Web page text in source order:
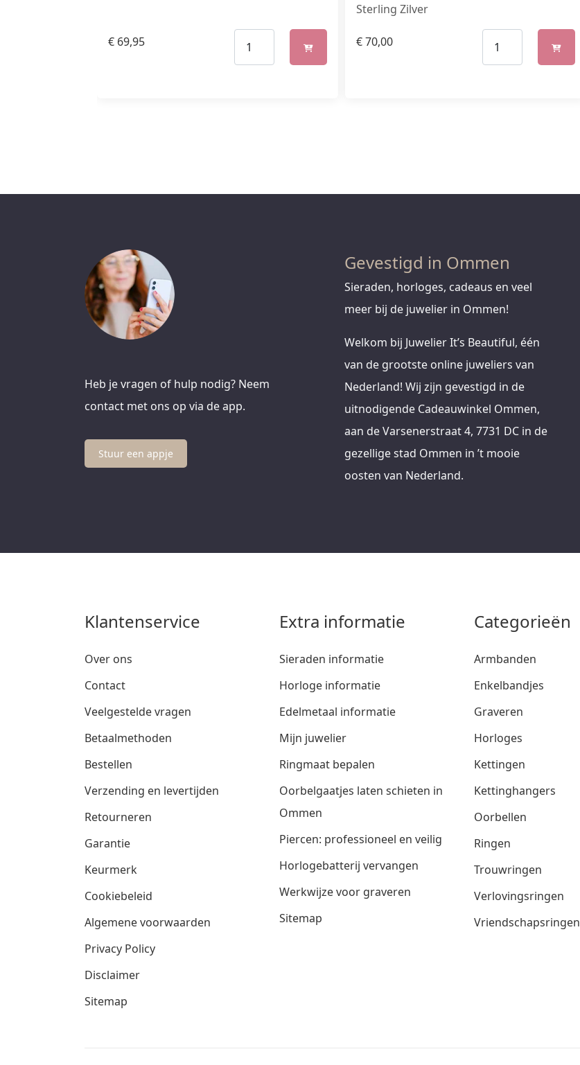
€ 69,95
Sterling Zilver
€70,00
Heb je vragen of hulp nodig? Neem
contact met ons op via de app.
Stuur een appje
Gevestigd in Ommen
Sieraden, horloges, cadeaus en veel
meer bij de juwelier in Ommen!
Welkom bij Juwelier It’s Beautiful, één
van de grootste online juweliers van
Nederland! Wij zijn gevestigd in de
uitnodigende Cadeauwinkel Ommen,
aan de Varsenerstraat 4, 7731 DC in de
gezellige stad Ommen in ’t mooie
oosten van Nederland.
Klantenservice
Over ons
Contact
Veelgestelde vragen
Betaalmethoden
Bestellen
Verzending en levertijden
Retourneren
Garantie
Keurmerk
Cookiebeleid
Algemene voorwaarden
Privacy Policy
Disclaimer
Sitemap
Extra informatie
Sieraden informatie
Horloge informatie
Edelmetaal informatie
Mijn juwelier
Ringmaat bepalen
Oorbelgaatjes laten schieten in
Ommen
Piercen: professioneel en veilig
Horlogebatterij vervangen
Werkwijze voor graveren
Sitemap
Categorieën
Armbanden
Enkelbandjes
Graveren
Horloges
Kettingen
Kettinghangers
Oorbellen
Ringen
Trouwringen
Verlovingsringen
Vriendschapsringen